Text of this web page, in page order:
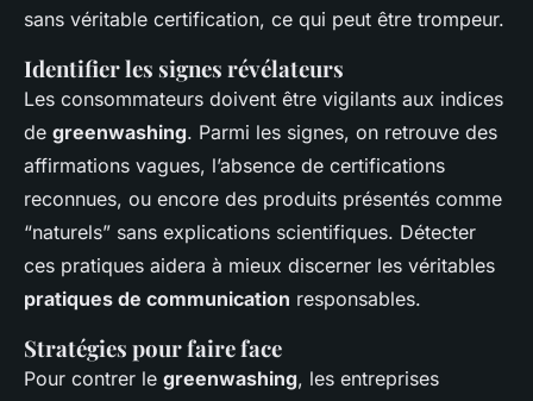
sans véritable certification, ce qui peut être trompeur.
Identifier les signes révélateurs
Les consommateurs doivent être vigilants aux indices
de greenwashing. Parmi les signes, on retrouve des
affirmations vagues, l’absence de certifications
reconnues, ou encore des produits présentés comme
“naturels” sans explications scientifiques. Détecter
ces pratiques aidera à mieux discerner les véritables
pratiques de communication responsables.
Stratégies pour faire face
Pour contrer le greenwashing, les entreprises